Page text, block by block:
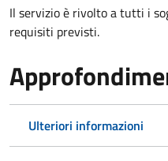
Il servizio è rivolto a tutti i
requisiti previsti.
Ulteriori informazioni